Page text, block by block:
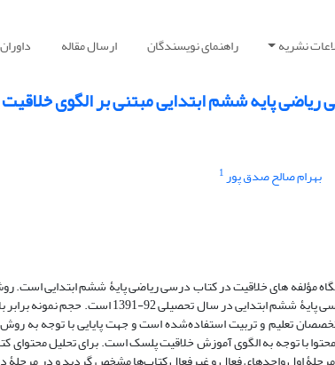
نشریه راهنمای نویسندگان ارسال مقاله داوران
پایه ششم ابتدایی مبتنی بر الگوی‌
بهرام صالح صدق پور1
­های خلاقیت در کتاب درسی ریاضی پایۀ ششم ابتدایی است.
پژوهش شامل یک جلد کتاب‌درسی پایۀ ششم
محتوا‌ با توجه به الگوی آموزش خلاقیت پلسک است. برای تحلیل